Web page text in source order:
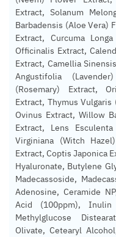
Extract, Solanum
Barbadensis (Aloe Vera)
Extract, Curcuma
Officinalis Extract,
Extract, Camellia
Angustifolia
(Rosemary) Extract,
Extract, Thymus
Ovinus Extract, Willow
Extract, Lens
Virginiana (Witch
Extract, Coptis Japonica
Hyaluronate, Butylene
Madecassoside,
Adenosine, Ceramide
Acid (100ppm), Inulin
Methylglucose
Olivate, Cetearyl